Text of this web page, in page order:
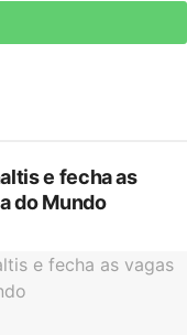
e fecha as
do Mundo